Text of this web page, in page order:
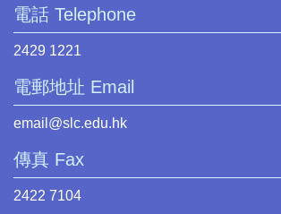
電話 Telephone
2429 1221
電郵地址 Email
email@slc.edu.hk
傳真 Fax
2422 7104